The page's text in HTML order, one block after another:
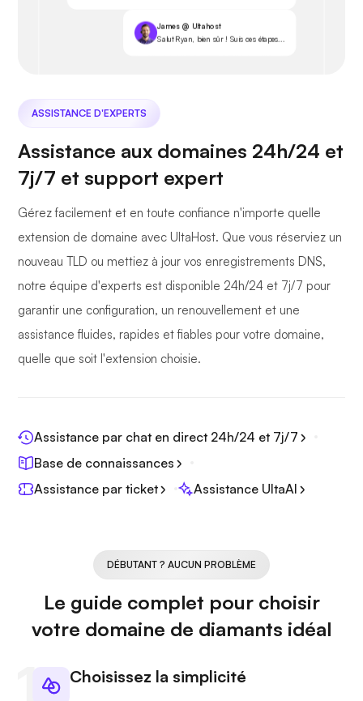
James @ Ultahost
Salut Ryan, bien sûr ! Suis ces étapes...
ASSISTANCE D'EXPERTS
Assistance aux domaines 24h/24 et
7j/7 et support expert
Gérez facilement et en toute confiance n'importe quelle
extension de domaine avec UltaHost. Que vous réserviez un
nouveau TLD ou mettiez à jour vos enregistrements DNS,
notre équipe d'experts est disponible 24h/24 et 7j/7 pour
garantir une configuration, un renouvellement et une
assistance fluides, rapides et fiables pour votre domaine,
quelle que soit l'extension choisie.
Assistance par chat en direct 24h/24 et 7j/7
Base de connaissances
Assistance par ticket
Assistance UltaAI
DÉBUTANT ? AUCUN PROBLÈME
Le guide complet pour choisir
votre domaine de diamants idéal
Choisissez la simplicité